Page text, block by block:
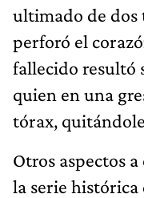
ultimado de dos
perforó el
fallecido resultó
quien en una
tórax,
Otros aspectos
la serie